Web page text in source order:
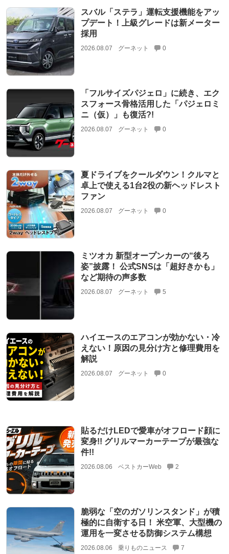
スバル「ステラ」運転支援機能をアッ
プデート！上級グレードは新メーター
採用
2026.08.07 グーネット 0
「フルサイズパジェロ」に続き、エク
スフォース骨格活用した「パジェロミ
ニ（仮）」も復活?!
2026.08.07 グーネット 0
夏ドライブをクールダウン！クルマと
卓上で使える1台2役の新ヘッドレスト
ファン
2026.08.07 グーネット 0
ミツオカ 新型オープンカーの“後ろ
姿”披露！ 公式SNSは「超好きかも」
など期待の声多数
2026.08.07 グーネット 5
ハイエースのエアコンが効かない・冷
えない！原因の見分け方と修理費用を
解説
2026.08.07 グーネット 0
貼るだけLEDで愛車がオフロード顔に
変身!! グリルマーカーテープが最強な
件!!
2026.08.06 ベストカーWeb 2
脆弱な「空のガソリンスタンド」が積
極的に自衛する日！ 米空軍、大型機の
運用を一変させる防御システム構想
2026.08.06 乗りものニュース 7